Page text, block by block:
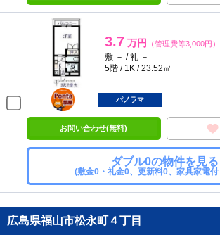
3.7 万円 （管理費等3,000円）
敷 － / 礼 －
5階 / 1K / 23.52㎡
ポンタ
部屋
パノラマ
お問い合わせ(無料)
ダブル0の物件を見る
(敷金0・礼金0、更新料0、家具家電
広島県福山市松永町４丁目